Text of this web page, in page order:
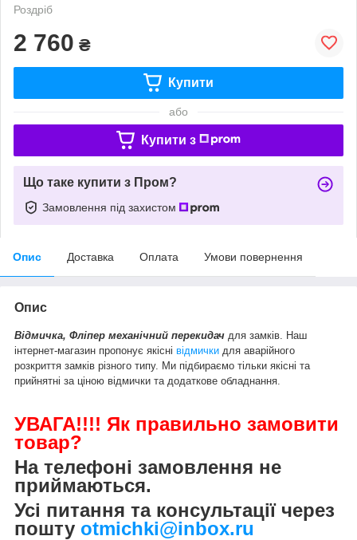
Роздріб
2 760 ₴
Купити
або
Купити з
Що таке купити з Пром?
Замовлення під захистом
Опис Доставка Оплата Умови повернення
Опис
Відмичка, Фліпер механічний перекидач для замків. Наш
інтернет-магазин пропонує якісні відмички для аварійного
розкриття замків різного типу. Ми підбираємо тільки якісні та
прийнятні за ціною відмички та додаткове обладнання.
УВАГА!!!! Як правильно замовити
товар?
На телефоні замовлення не
приймаються.
Усі питання та консультації через
пошту otmichki@inbox.ru